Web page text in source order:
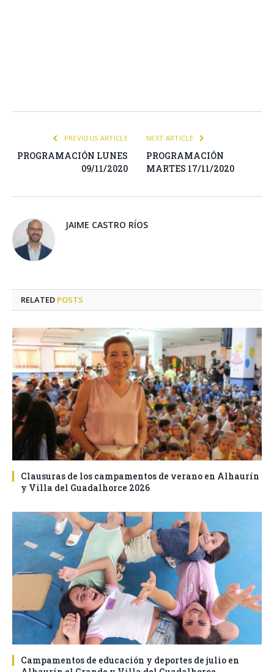
PREVIOUS ARTICLE
PROGRAMACIÓN LUNES
09/11/2020
NEXT ARTICLE
PROGRAMACIÓN
MARTES 17/11/2020
JAIME CASTRO RÍOS
RELATED POSTS
Clausuras de los campamentos de verano en Alhaurín
y Villa del Guadalhorce 2026
Campamentos de educación y deportes de julio en